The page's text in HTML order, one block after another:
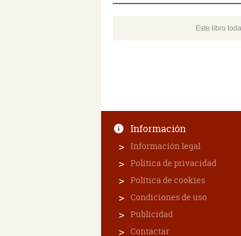
Este libro
Información
Información legal
Política de privacidad
Política de cookies
Condiciones de uso
Publicidad
Contactar